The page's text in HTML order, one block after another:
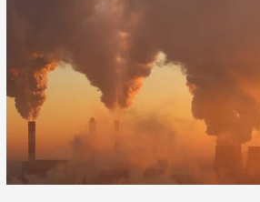
los
escenarios
optimistas
cada